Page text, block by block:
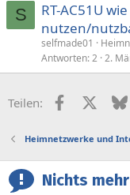
S
RT-AC51U
nutzen/
selfmade01
Antworten 2 2.
Teilen: Facebook
X
Heimnetzwerke und
Nichts